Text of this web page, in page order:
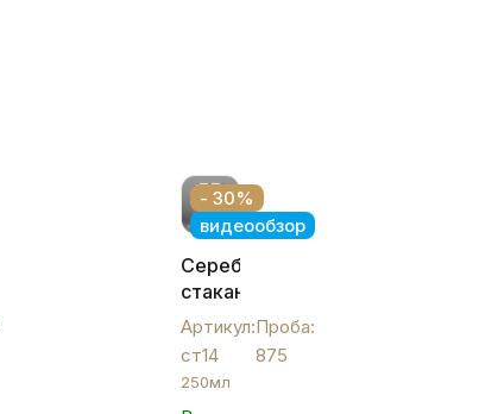
- 30%
видеообзор
Серебряный
стакан
"Ереван",
ст14
Артикул:
ст14
Проба:
875
250мл